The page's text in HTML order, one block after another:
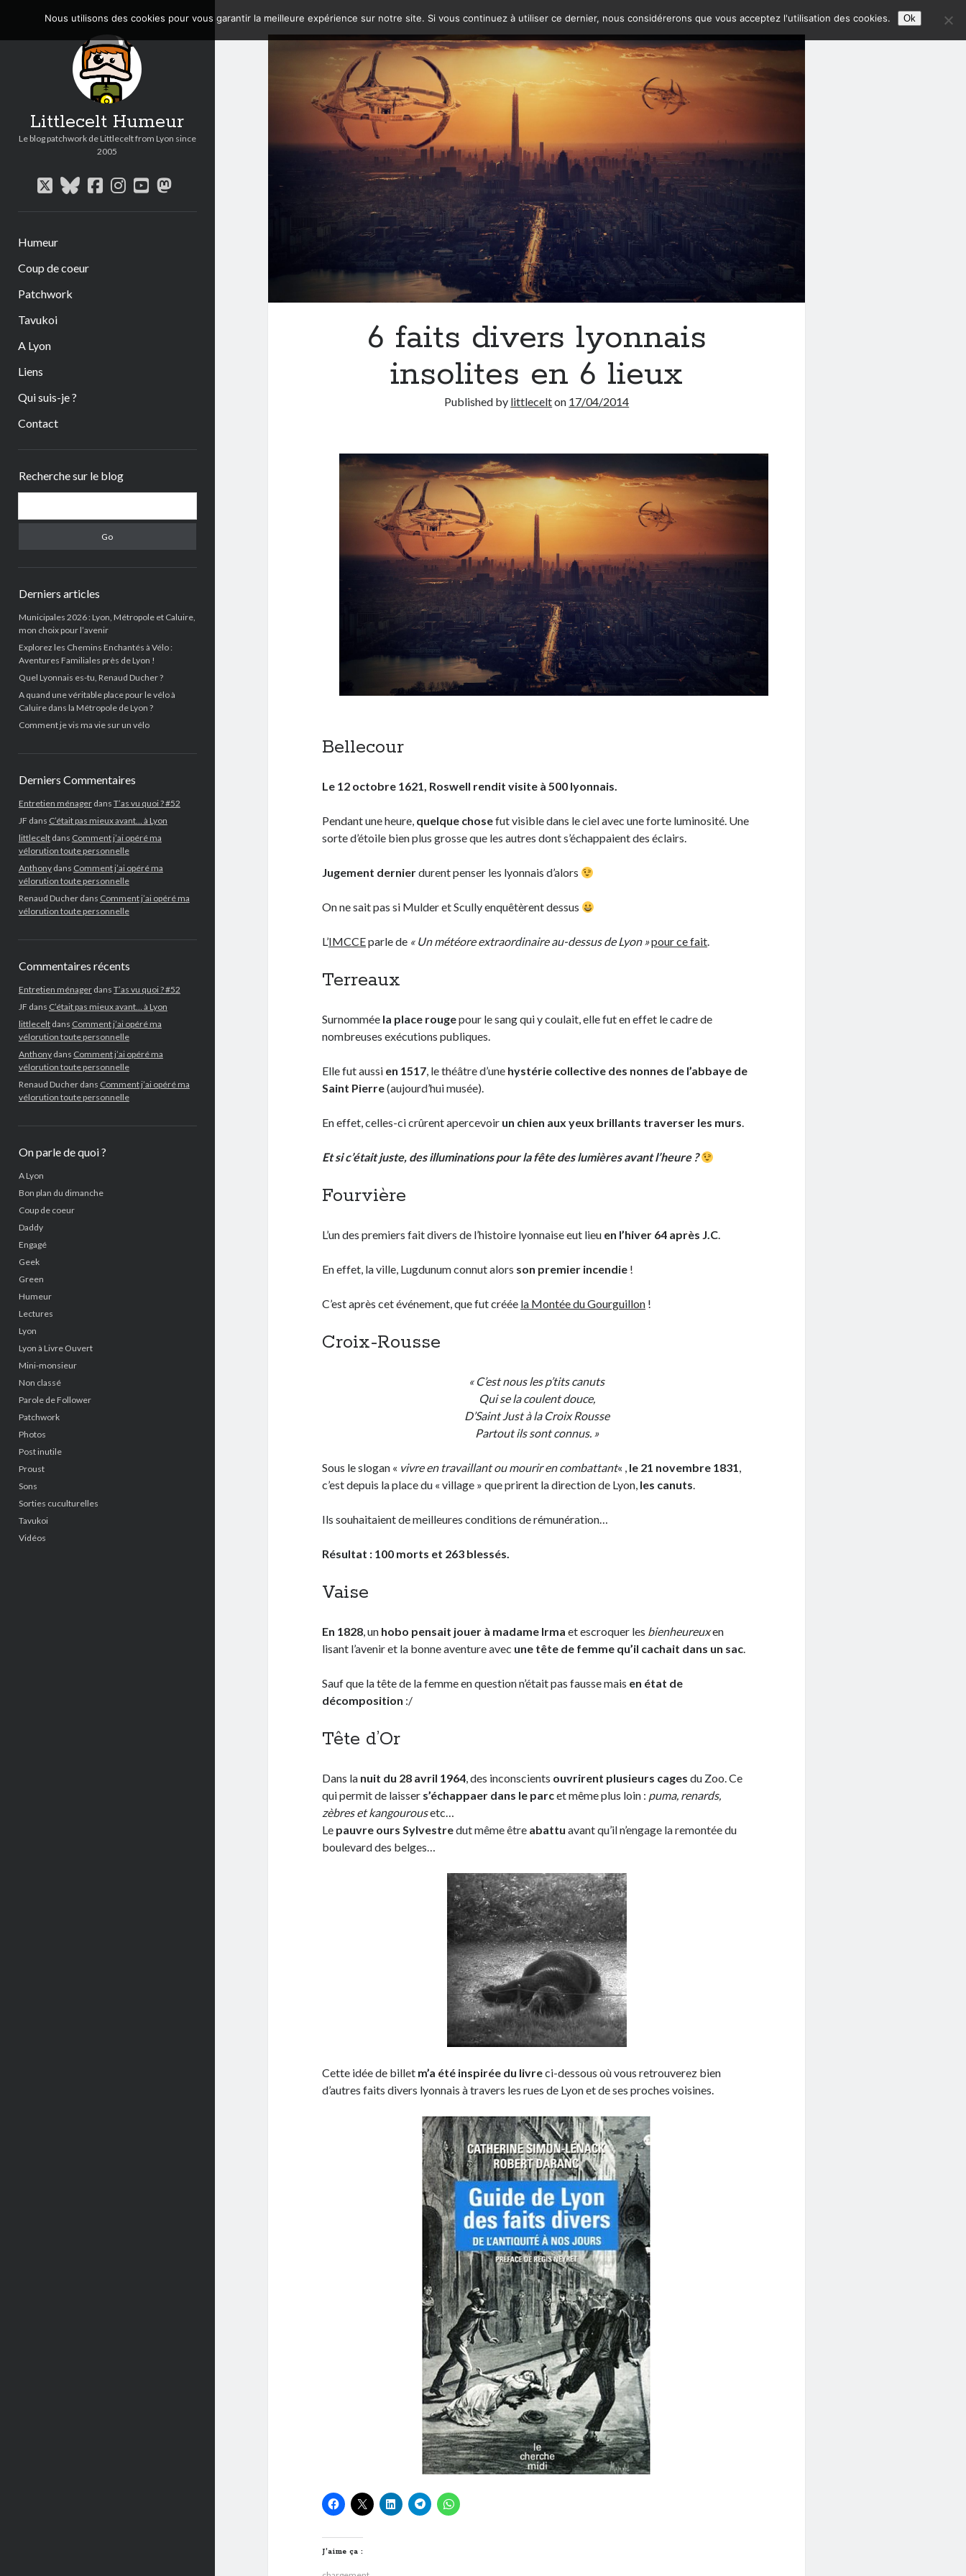
Littlecelt Humeur
Le blog patchwork de Littlecelt from Lyon since
2005
twitterbluesky
facebook
instagram
youtube
mastodon
Humeur
Coup de coeur
Patchwork
Tavukoi
A Lyon
Liens
Qui suis-je ?
Contact
Recherche sur le blog
Derniers articles
Municipales 2026 : Lyon, Métropole et Caluire,
mon choix pour l’avenir
Explorez les Chemins Enchantés à Vélo :
Aventures Familiales près de Lyon !
Quel Lyonnais es-tu, Renaud Ducher ?
A quand une véritable place pour le vélo à
Caluire dans la Métropole de Lyon ?
Comment je vis ma vie sur un vélo
Derniers Commentaires
Entretien ménagerdans T’as vu quoi ? #52
JF dans C’était pas mieux avant… à Lyon
littleceltdans Comment j’ai opéré ma
vélorution toute personnelle
Anthonydans Comment j’ai opéré ma
vélorution toute personnelle
Renaud Ducherdans Comment j’ai opéré ma
vélorution toute personnelle
Commentaires récents
Entretien ménagerdans T’as vu quoi ? #52
JF dans C’était pas mieux avant… à Lyon
littleceltdans Comment j’ai opéré ma
vélorution toute personnelle
Anthonydans Comment j’ai opéré ma
vélorution toute personnelle
Renaud Ducherdans Comment j’ai opéré ma
vélorution toute personnelle
On parle de quoi ?
A Lyon
Bon plan du dimanche
Coup de coeur
Daddy
Engagé
Geek
Green
Humeur
Lectures
Lyon
Lyon à Livre Ouvert
Mini-monsieur
Non classé
Parole de Follower
Patchwork
Photos
Post inutile
Proust
Sons
Sorties cuculturelles
Tavukoi
Vidéos
6 faits divers lyonnais
insolites en 6 lieux
Published by littlecelton 17/04/2014
Bellecour
Le 12 octobre 1621, Roswell rendit visite à 500 lyonnais.
Pendant une heure, quelque chosefut visible dans le ciel avec une forte luminosité. Une
sorte d’étoile bien plus grosse que les autres dont s’échappaient des éclairs.
Jugement dernierdurent penser les lyonnais d’alors
On ne sait pas si Mulder et Scully enquêtèrent dessus
L’IMCCEparle de « Un météore extraordinaire au-dessus de Lyon »pour ce fait.
Terreaux
Surnommée la place rougepour le sang qui y coulait, elle fut en effet le cadre de
nombreuses exécutions publiques.
Elle fut aussi en 1517, le théâtre d’une hystérie collective des nonnes de l’abbaye de
Saint Pierre(aujourd’hui musée).
En effet, celles-ci crûrent apercevoir un chien aux yeux brillants traverser les murs.
Et si c’était juste, des illuminations pour la fête des lumières avant l’heure ?
Fourvière
L’un des premiers fait divers de l’histoire lyonnaise eut lieu en l’hiver 64 après J.C.
En effet, la ville, Lugdunum connut alors son premier incendie !
C’est après cet événement, que fut créée la Montée du Gourguillon !
Croix-Rousse
« C’est nous les p’tits canuts
Qui se la coulent douce,
D’Saint Just à la Croix Rousse
Partout ils sont connus. »
Sous le slogan « vivre en travaillant ou mourir en combattant« , le 21 novembre 1831,
c’est depuis la place du « village » que prirent la direction de Lyon, les canuts.
Ils souhaitaient de meilleures conditions de rémunération…
Résultat : 100 morts et 263 blessés.
Vaise
En 1828, un hobo pensait jouer à madame Irma et escroquer les bienheureuxen
lisant l’avenir et la bonne aventure avec une tête de femme qu’il cachait dans un sac.
Sauf que la tête de la femme en question n’était pas fausse mais en état de
décomposition :/
Tête d’Or
Dans la nuit du 28 avril 1964, des inconscients ouvrirent plusieurs cages du Zoo. Ce
qui permit de laisser s’échappaer dans le parcet même plus loin : puma, renards,
zèbres et kangourousetc…
Le pauvre ours Sylvestredut même être abattu avant qu’il n’engage la remontée du
boulevard des belges…
Cette idée de billet m’a été inspirée du livreci-dessous où vous retrouverez bien
d’autres faits divers lyonnais à travers les rues de Lyon et de ses proches voisines.
J’aime ça :
Nous utilisons des cookies pour vous garantir la meilleure expérience sur notre site. Si vous continuez à utiliser ce dernier, nous considérerons que vous acceptez l'utilisation des cookies. Ok